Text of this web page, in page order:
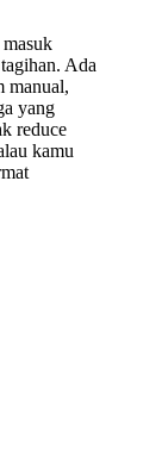
Ada
manual,
yang
reduce
kamu